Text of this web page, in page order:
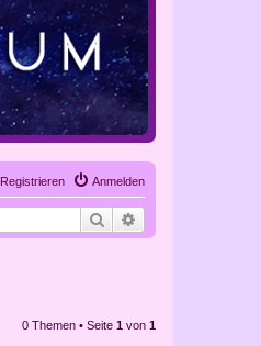
Anmelden
Registrieren
Suche
0 Themen • Seite 1 von 1